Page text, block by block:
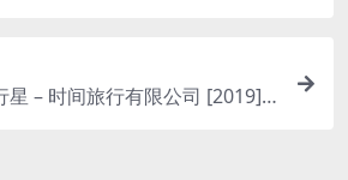
星 – 时间旅行有限公司 [2019] [i